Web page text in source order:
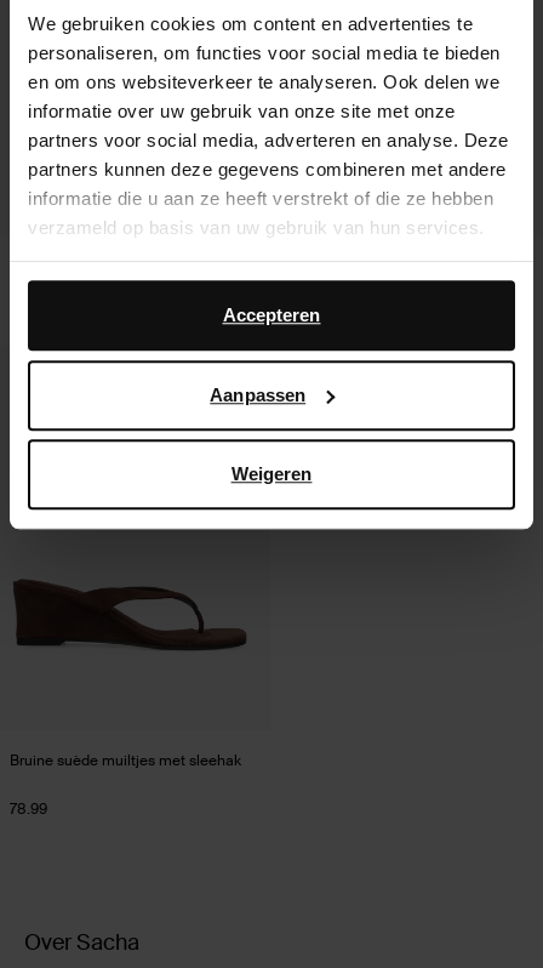
We gebruiken cookies om content en advertenties te
personaliseren, om functies voor social media te bieden
en om ons websiteverkeer te analyseren. Ook delen we
informatie over uw gebruik van onze site met onze
partners voor social media, adverteren en analyse. Deze
partners kunnen deze gegevens combineren met andere
informatie die u aan ze heeft verstrekt of die ze hebben
verzameld op basis van uw gebruik van hun services.
Daarnaast werken wij samen met Google voor
advertentie- en meetdoeleinden. Meer informatie over
hoe Google uw persoonsgegevens gebruikt, vindt u op
Accepteren
Aanpassen
Weigeren
Snake muiltjes met sleehak Beige sleehak sandalen
33.60
Bruine suède muiltjes met sleehak
78.99
Over Sacha